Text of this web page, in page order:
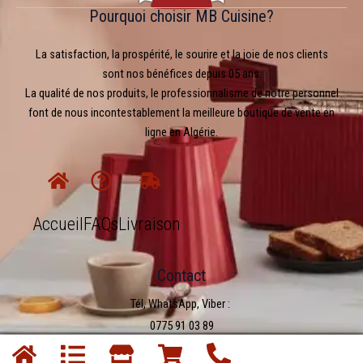
Pourquoi choisir MB Cuisine?
La satisfaction, la prospérité, le sourire et la joie de nos clients
sont nos bénéfices depuis 05 ans.
La qualité de nos produits, le professionnalisme de notre personnel
font de nous incontestablement la meilleure boutique de vente en
ligne en Algérie.
AccueilFAQsLivraison
Contact
Tél, WhatsApp, Viber :
0775 91 03 89